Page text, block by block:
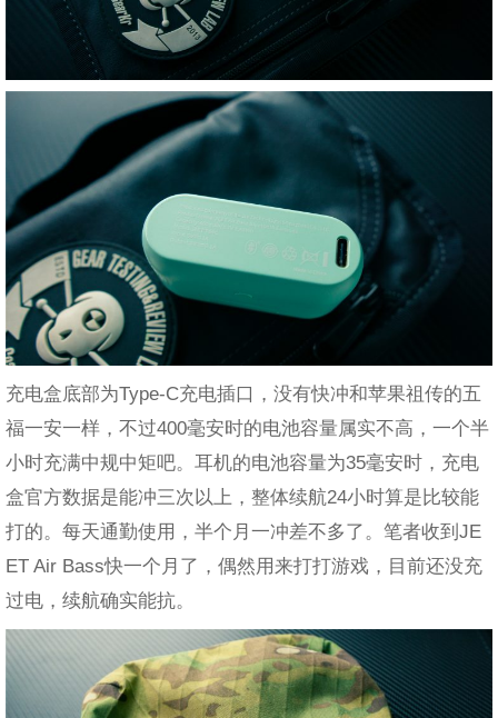
充电盒底部为Type-C充电插口，没有快冲和苹果祖传的五
福一安一样，不过400毫安时的电池容量属实不高，一个半
小时充满中规中矩吧。耳机的电池容量为35毫安时，充电
盒官方数据是能冲三次以上，整体续航24小时算是比较能
打的。每天通勤使用，半个月一冲差不多了。笔者收到JE
ET Air Bass快一个月了，偶然用来打打游戏，目前还没充
过电，续航确实能抗。